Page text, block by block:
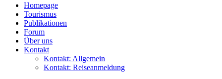
Homepage
Tourismus
Publikationen
Forum
Über uns
Kontakt
Kontakt: Allgemein
Kontakt: Reiseanmeldung